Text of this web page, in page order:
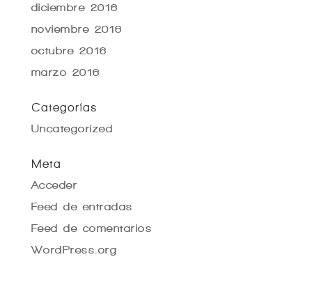
diciembre 2016
noviembre 2016
octubre 2016
marzo 2016
Categorías
Uncategorized
Meta
Acceder
Feed de entradas
Feed de comentarios
WordPress.org